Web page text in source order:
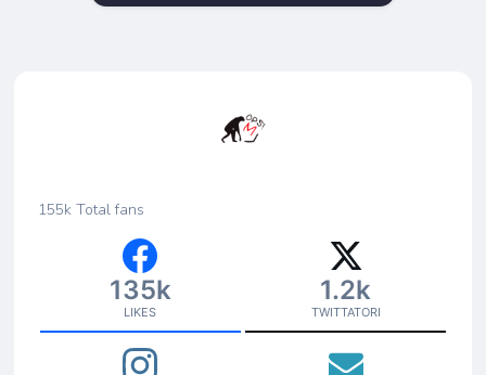
155k Total fans
135k
LIKES
1.2k
TWITTATORI